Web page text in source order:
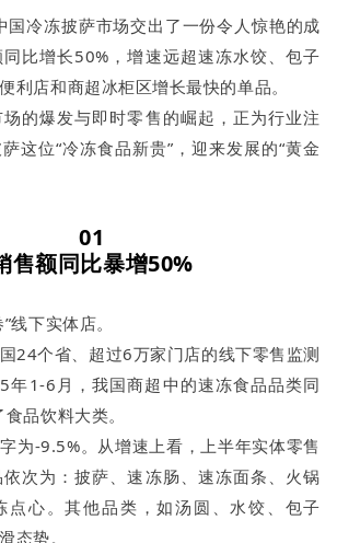
冷冻披萨市场交出了一份令人惊艳的成
比增长50%，增速远超速冻水饺、包子
利店和商超冰柜区增长最快的单品。
的爆发与即时零售的崛起，正为行业注
这位“冷冻食品新贵”，迎来发展的“黄金
01
售额同比暴增50%
线下实体店。
24个省、超过6万家门店的线下零售监测
年1-6月，我国商超中的速冻食品品类同
品饮料大类。
为-9.5%。从增速上看，上半年实体零售
次为：披萨、速冻肠、速冻面条、火锅
点心。其他品类，如汤圆、水饺、包子
态势。